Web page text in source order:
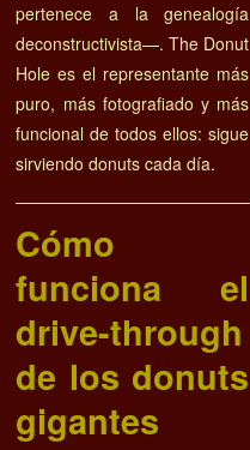
pertenece a la genealogía
deconstructivista—. The Donut
Hole es el representante más
puro, más fotografiado y más
funcional de todos ellos: sigue
sirviendo donuts cada día.
Cómo
funciona el
drive-through
de los donuts
gigantes